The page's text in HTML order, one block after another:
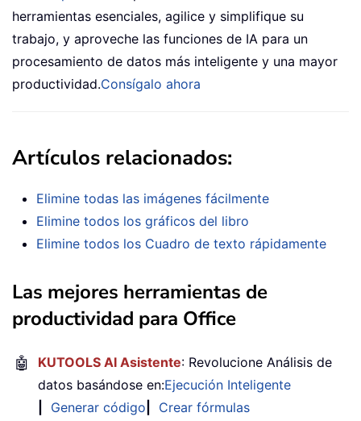
herramientas esenciales, agilice y simplifique su
trabajo, y aproveche las funciones de IA para un
procesamiento de datos más inteligente y una mayor
productividad.Consígalo ahora
Artículos relacionados:
Elimine todas las imágenes fácilmente
Elimine todos los gráficos del libro
Elimine todos los Cuadro de texto rápidamente
Las mejores herramientas de
productividad para Office
🤖 KUTOOLS AI Asistente: Revolucione Análisis de
datos basándose en:Ejecución Inteligente
Generar código
Crear fórmulas